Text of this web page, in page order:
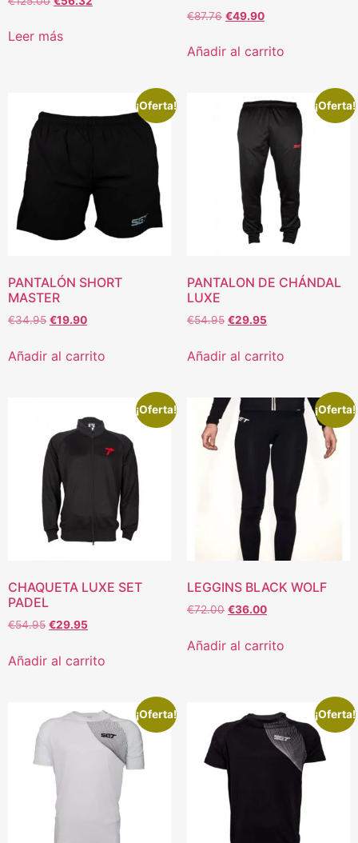
Leer más
€87.76 €49.90
Añadir al carrito
¡Oferta!
PANTALÓN SHORT
MASTER
€34.95 €19.90
Añadir al carrito
¡Oferta!
PANTALON DE CHÁNDAL
LUXE
€54.95 €29.95
Añadir al carrito
¡Oferta!
CHAQUETA LUXE SET
PADEL
€54.95 €29.95
Añadir al carrito
¡Oferta!
LEGGINS BLACK WOLF
€72.00 €36.00
Añadir al carrito
¡Oferta! ¡Oferta!